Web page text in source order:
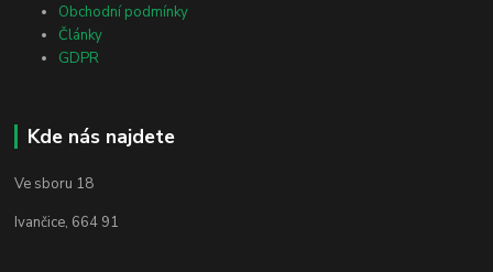
Obchodní podmínky
Články
GDPR
Kde nás najdete
Ve sboru 18
Ivančice, 664 91